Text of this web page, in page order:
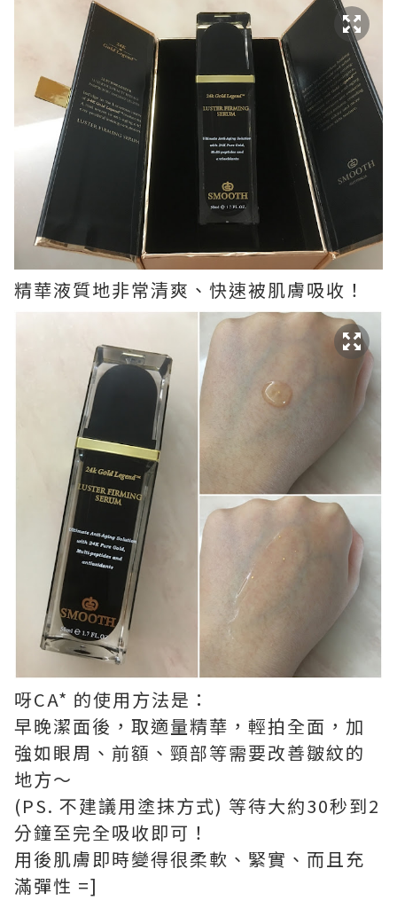
精華液質地非常清爽、快速被肌膚吸收！
呀CA* 的使用方法是：
早晚潔面後，取適量精華，輕拍全面，加
強如眼周、前額、頸部等需要改善皺紋的
地方～
(PS. 不建議用塗抹方式) 等待⼤約30秒到2
分鐘至完全吸收即可！
用後肌膚即時變得很柔軟、緊實、而且充
滿彈性 =]